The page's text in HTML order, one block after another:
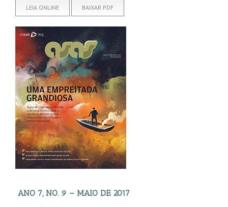
LEIA ONLINE BAIXAR PDF
ANO 7, NO. 9 – MAIO DE 2017